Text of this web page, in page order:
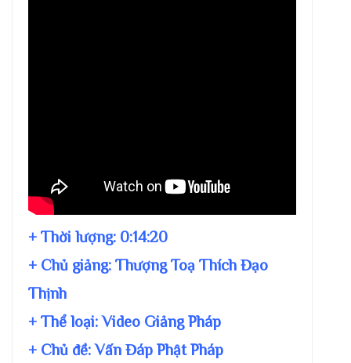
+ Thời lượng: 0:14:20
+ Chủ giảng: Thượng Toạ Thích Đạo
Thịnh
+ Thể loại: Video Giảng Pháp
+ Chủ đề:Vấn Đáp Phật Pháp